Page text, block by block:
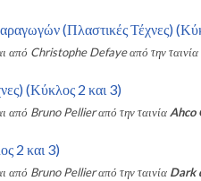
(Πλαστικές Τέχνες)
από Christophe Defayeαπό την ταινία
(Κύκλος 2 και 3)
από Bruno Pellierαπό την ταινία Ahco
2 και 3)
από Bruno Pellierαπό την ταινία Dark